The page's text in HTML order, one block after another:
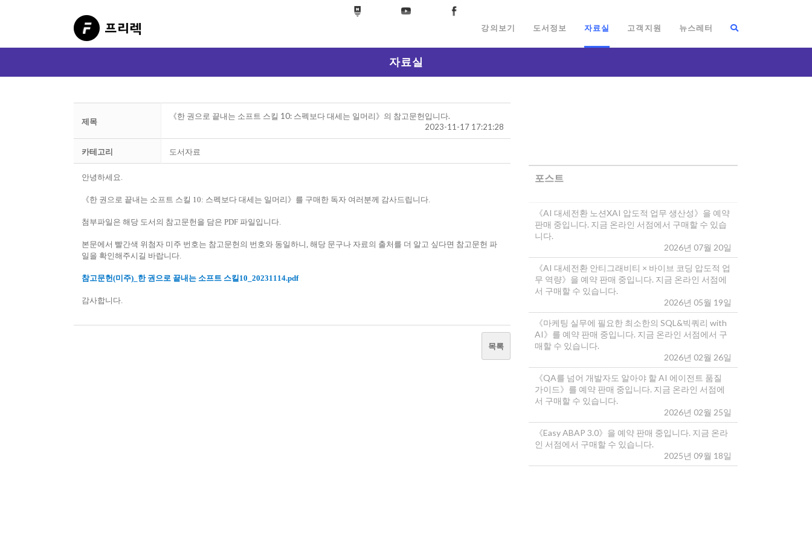
강의보기 도서정보 자료실 고객지원 뉴스레터
자료실
제목
《한 권으로 끝내는 소프트 스킬 10: 스펙보다 대세는 일머리》의 참고문헌입니다.
2023-11-17 17:21:28
카테고리 도서자료
안녕하세요.
《한 권으로 끝내는 소프트 스킬 10: 스펙보다 대세는 일머리》를 구매한 독자 여러분께 감사드립니다.
첨부파일은 해당 도서의 참고문헌을 담은 PDF 파일입니다.
본문에서 빨간색 위첨자 미주 번호는 참고문헌의 번호와 동일하니, 해당 문구나 자료의 출처를 더 알고 싶다면 참고문헌 파
일을 확인해주시길 바랍니다.
참고문헌(미주)_한 권으로 끝내는 소프트 스킬10_20231114.pdf
감사합니다.
목록
포스트
《AI 대세전환 노션XAI 압도적 업무 생산성》을 예약
판매 중입니다. 지금 온라인 서점에서 구매할 수 있습
니다.
2026년 07월 20일
《AI 대세전환 안티그래비티 × 바이브 코딩 압도적 업
무 역량》을 예약 판매 중입니다. 지금 온라인 서점에
서 구매할 수 있습니다.
2026년 05월 19일
《마케팅 실무에 필요한 최소한의 SQL&빅쿼리 with
AI》를 예약 판매 중입니다. 지금 온라인 서점에서 구
매할 수 있습니다.
2026년 02월 26일
《QA를 넘어 개발자도 알아야 할 AI 에이전트 품질
가이드》를 예약 판매 중입니다. 지금 온라인 서점에
서 구매할 수 있습니다.
2026년 02월 25일
《Easy ABAP 3.0》을 예약 판매 중입니다. 지금 온라
인 서점에서 구매할 수 있습니다.
2025년 09월 18일